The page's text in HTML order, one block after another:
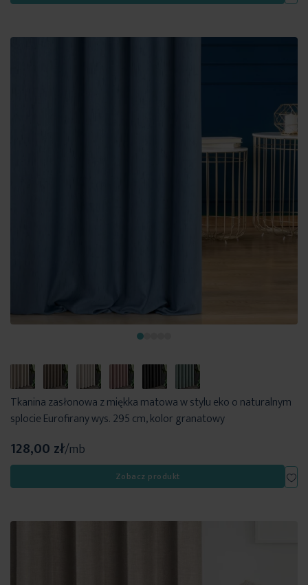
Tkanina zasłonowa z miękka matowa w stylu eko o naturalnym
splocie Eurofirany wys. 295 cm, kolor granatowy
128,00 zł/mb
Zobacz produkt